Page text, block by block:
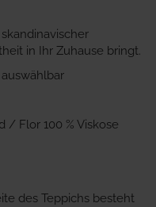
in Ihr Zuhause bringt.
/ Flor 100 % Viskose
des Teppichs besteht